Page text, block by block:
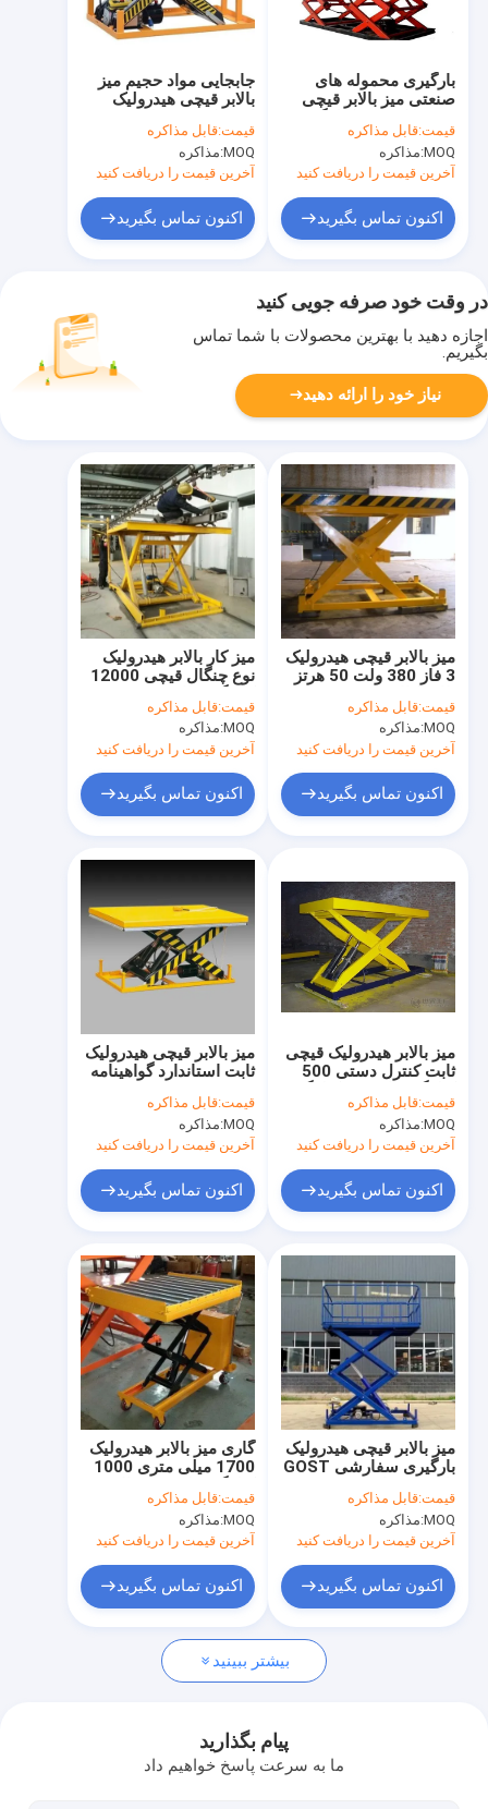
خانه
ویدیو
درباره ما
بازدید از کارخانه
کنترل کیفیت
اخبار
پرونده ها
جرثقیل سقفی تک تیر
میز بالابر قیچی هیدرولیک
جابجایی مواد حجیم میز
بالابر قیچی هیدرولیک
هرتز
قیمت:قابل مذاکره
MOQ: مذاکره
آخرین قیمت را دریافت کنید
اکنون تماس بگیرید
بارگیری محموله های
صنعتی میز بالابر قیچی
سفارشی سازی
قیمت:قابل مذاکره
MOQ: مذاکره
آخرین قیمت را دریافت کنید
اکنون تماس بگیرید
در وقت خود صرفه جویی کنید
اجازه دهید با بهترین محصولات با شما تماس
بگیریم.
نیاز خود را ارائه دهید
میز کار بالابر هیدرولیک
نوع چنگال قیچی 12000
کالاهای سفارشی
قیمت:قابل مذاکره
MOQ: مذاکره
آخرین قیمت را دریافت کنید
اکنون تماس بگیرید
میز بالابر قیچی هیدرولیک
3 فاز 380 ولت 50 هرتز
قیمت:قابل مذاکره
MOQ: مذاکره
آخرین قیمت را دریافت کنید
اکنون تماس بگیرید
میز بالابر قیچی هیدرولیک
ثابت استاندارد گواهینامه
قیمت:قابل مذاکره
MOQ: مذاکره
آخرین قیمت را دریافت کنید
اکنون تماس بگیرید
میز بالابر هیدرولیک قیچی
ثابت کنترل دستی 500
قیمت:قابل مذاکره
MOQ: مذاکره
آخرین قیمت را دریافت کنید
اکنون تماس بگیرید
گاری میز بالابر هیدرولیک
1700 میلی متری 1000
هیدرولیک سیار
قیمت:قابل مذاکره
MOQ: مذاکره
آخرین قیمت را دریافت کنید
اکنون تماس بگیرید
میز بالابر قیچی هیدرولیک
بارگیری سفارشی GOST
قیمت:قابل مذاکره
MOQ: مذاکره
آخرین قیمت را دریافت کنید
اکنون تماس بگیرید
بیشتر ببینید
پیام بگذارید
ما به سرعت پاسخ خواهیم داد